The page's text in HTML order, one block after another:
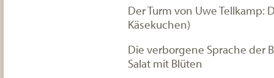
Der Turm von Uwe Tellkamp:
Käsekuchen)
Die verborgene Sprache der
Salat mit Blüten